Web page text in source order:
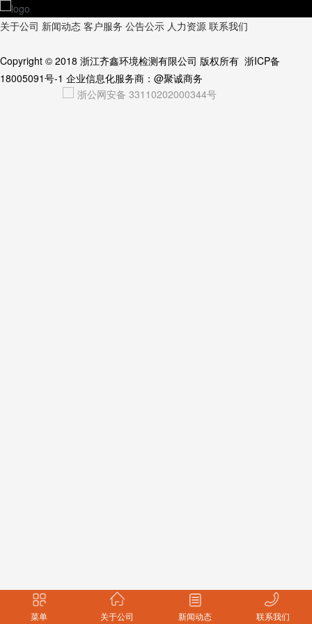
关于公司 新闻动态 客户服务 公告公示 人力资源 联系我们
Copyright © 2018 浙江齐鑫环境检测有限公司 版权所有 浙ICP备
18005091号-1 企业信息化服务商： @聚诚商务
浙公网安备 33110202000344号
菜单 关于公司 新闻动态 联系我们